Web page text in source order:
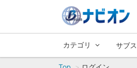
カテゴリ サブ